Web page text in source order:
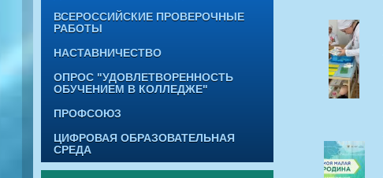
ВСЕРОССИЙСКИЕ ПРОВЕРОЧНЫЕ
РАБОТЫ
НАСТАВНИЧЕСТВО
ОПРОС "УДОВЛЕТВОРЕННОСТЬ
ОБУЧЕНИЕМ В КОЛЛЕДЖЕ"
ПРОФСОЮЗ
ЦИФРОВАЯ ОБРАЗОВАТЕЛЬНАЯ
СРЕДА